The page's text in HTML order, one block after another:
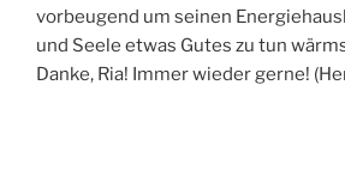
vorbeugend um seinen
und Seele etwas Gutes zu tun
Danke, Ria! Immer wieder gerne!